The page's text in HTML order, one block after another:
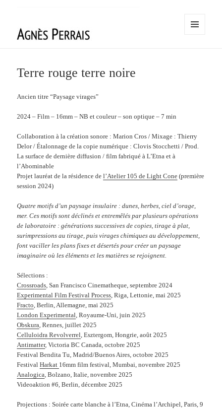
Terre rouge terre noire
Ancien titre “Paysage virages”
2024 – Film – 16mm – NB et couleur – son optique – 7 min
Collaboration à la création sonore : Marion Cros / Mixage : Thierry
Delor / Étalonnage de la copie numérique : Clovis Stocchetti / Prod.
La surface de dernière diffusion / film fabriqué à L’Etna et à
l’Abominable
Projet lauréat de la résidence del’Atelier 105 de Light Cone (première
session 2024)
Quatre motifs d’un paysage insulaire : dunes, herbes, ciel d’orage,
mer. Ces motifs sont déclinés et entremêlés par plusieurs opérations
de laboratoire : générations successives de copies, tirage à plat,
surimpressions au tirage, puis virages chimiques au développement,
font vaciller les plans fixes et désertés pour créer un paysage
imaginaire où les éléments et les matières se rejoignent.
Sélections :
Crossroads, San Francisco Cinematheque, septembre 2024
Experimental Film Festival Process, Riga, Lettonie, mai 2025
Fracto, Berlin, Allemagne, mai 2025
London Experimental, Royaume-Uni, juin 2025
Obskura, Rennes, juillet 2025
Celluloidra Revolverrel, Esztergom, Hongrie, août 2025
Antimatter, Victoria BC Canada, octobre 2025
Festival Bendita Tu, Madrid/Buenos Aires, octobre 2025
FestivalHarkat 16mm film festival, Mumbai, novembre 2025
Analogica, Bolzano, Italie, novembre 2025
Videoaktion #6, Berlin, décembre 2025
Projections : Soirée carte blanche à l’Etna, Cinéma l’Archipel, Paris, 9